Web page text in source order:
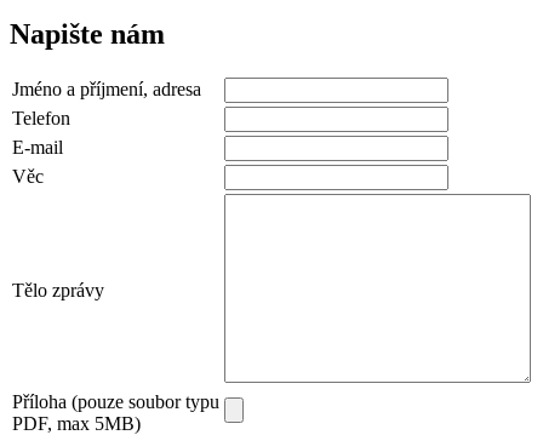
Napište nám
Jméno a příjmení, adresa
Telefon
E-mail
Věc
Tělo zprávy
Příloha (pouze soubor typu
PDF, max 5MB)